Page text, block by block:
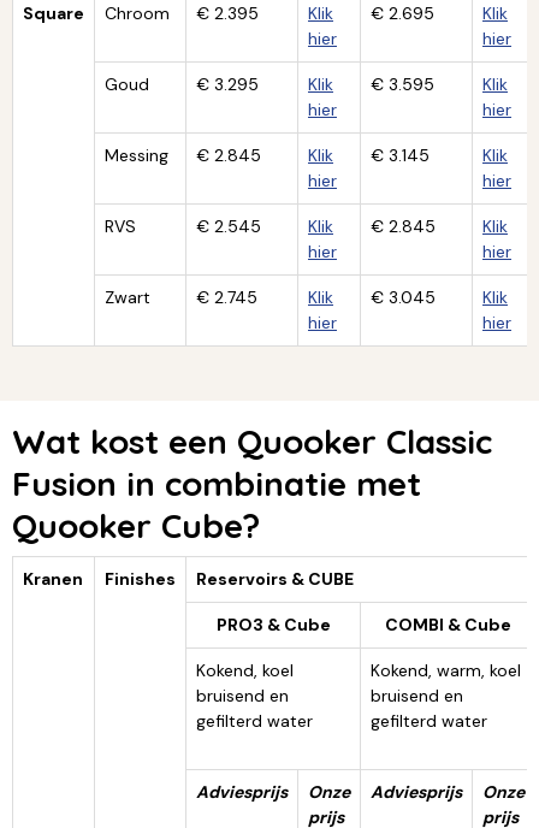
Square Chroom € 2.395
Klik
hier
€ 2.695
Klik
hier
Goud € 3.295
Klik
hier
€ 3.595
Klik
hier
Messing € 2.845
Klik
hier
€ 3.145
Klik
hier
RVS € 2.545
Klik
hier
€ 2.845
Klik
hier
Zwart € 2.745
Klik
hier
€ 3.045
Klik
hier
Wat kost een Quooker Classic
Fusion in combinatie met
Quooker Cube?
Kranen Finishes Reservoirs & CUBE
PRO3 & Cube COMBI & Cube
Kokend, koel
bruisend en
gefilterd water
Kokend, warm, koel
bruisend en
gefilterd water
Adviesprijs
Onze
prijs
Adviesprijs
Onze
prijs